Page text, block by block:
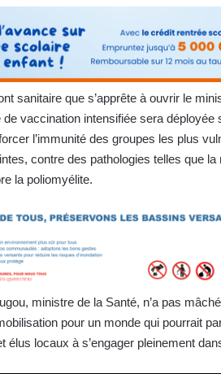
sanitaire que s’apprête à ouvrir le
vaccination intensifiée sera déployée
l’immunité des groupes les plus
contre des pathologies telles que la
la poliomyélite.
ministre de la Santé, n’a pas
pour un monde qui pourrait
élus locaux à s’engager pleinement